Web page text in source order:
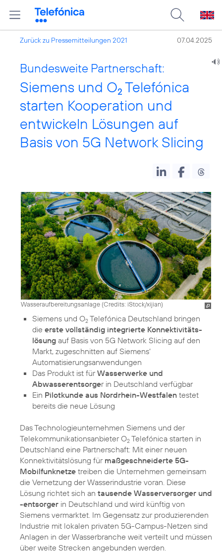
Zurück zu Pressemitteilungen 2021 07.04.2025
Bundesweite Partnerschaft:
Siemens und O2 Telefónica
starten Kooperation und
entwickeln Lösungen auf
Basis von 5G Network Slicing
Wasseraufbereitungsanlage (Credits: iStock/xijian)
Siemens und O2 Telefónica Deutschland bringen
die erste vollständig integrierte Konnektivitäts­
lösung auf Basis von 5G Network Slicing auf den
Markt, zugeschnitten auf Siemens‘
Automatisierungsanwendungen
Das Produkt ist fürWasserwerke und
Abwasserentsorger in Deutschland verfügbar
Ein Pilotkunde aus Nordrhein-Westfalen testet
bereits die neue Lösung
Das Technologieunternehmen Siemens und der
Telekommunikationsanbieter O2 Telefónica starten in
Deutschland eine Partnerschaft: Mit einer neuen
Konnektivitätslösung für maßgeschneiderte 5G-
Mobilfunknetze treiben die Unternehmen gemeinsam
die Vernetzung der Wasserindustrie voran. Diese
Lösung richtet sich an tausende Wasserversorger und
-entsorger in Deutschland und wird künftig von
Siemens vermarktet. Im Gegensatz zur produzierenden
Industrie mit lokalen privaten 5G-Campus-Netzen sind
Anlagen in der Wasserbranche weit verteilt und müssen
über weite Strecken angebunden werden.